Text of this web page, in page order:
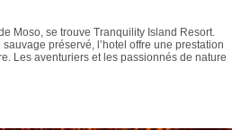
Moso, se trouve Tranquility Island Resort.
préservé, l’hotel offre une prestation
Les aventuriers et les passionnés de nature